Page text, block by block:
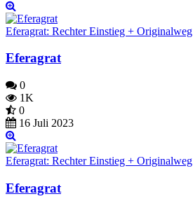
Eferagrat: Rechter Einstieg + Originalweg
Eferagrat
0
1K
0
16 Juli 2023
Eferagrat: Rechter Einstieg + Originalweg
Eferagrat